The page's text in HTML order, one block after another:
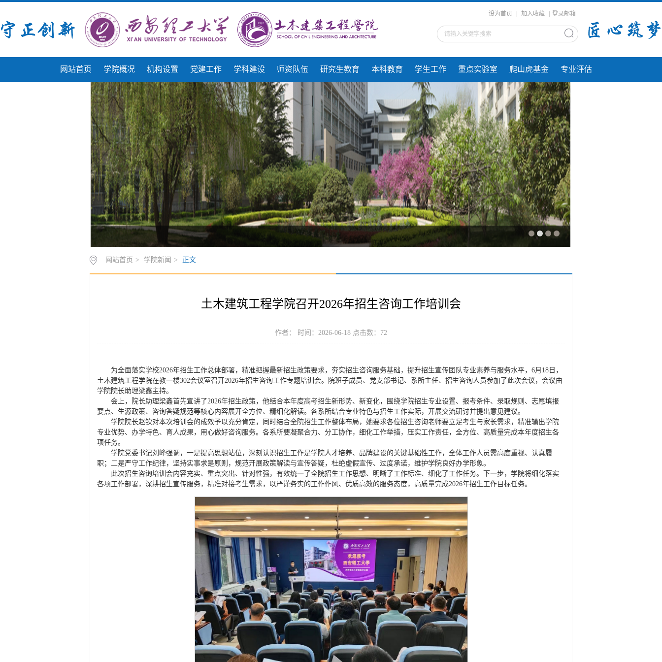
设为首页 加入收藏 登录邮箱
网站首页 学院概况 机构设置 党建工作 学科建设 师资队伍 研究生教育 本科教育 学生工作 重点实验室 爬山虎基金 专业评估
网站首页 > 学院新闻 > 正文
土木建筑工程学院召开2026年招生咨询工作培训会
作者： 时间：2026-06-18 点击数： 72
为全面落实学校2026年招生工作总体部署，精准把握最新招生政策要求，夯实招生咨询服务基础，提升招生宣传团队专业素养与服务水平，6月18日，
土木建筑工程学院在教一楼302会议室召开2026年招生咨询工作专题培训会。院班子成员、党支部书记、系所主任、招生咨询人员参加了此次会议，会议由
学院院长助理梁鑫主持。
会上，院长助理梁鑫首先宣讲了2026年招生政策，他结合本年度高考招生新形势、新变化，围绕学院招生专业设置、报考条件、录取规则、志愿填报
要点、生源政策、咨询答疑规范等核心内容展开全方位、精细化解读。各系所结合专业特色与招生工作实际，开展交流研讨并提出意见建议。
学院院长赵钦对本次培训会的成效予以充分肯定，同时结合全院招生工作整体布局，她要求各位招生咨询老师要立足考生与家长需求，精准输出学院
专业优势、办学特色、育人成果，用心做好咨询服务。各系所要凝聚合力、分工协作，细化工作举措，压实工作责任，全方位、高质量完成本年度招生各
项任务。
学院党委书记刘峰强调，一是提高思想站位，深刻认识招生工作是学院人才培养、品牌建设的关键基础性工作，全体工作人员需高度重视、认真履
职；二是严守工作纪律，坚持实事求是原则，规范开展政策解读与宣传答疑，杜绝虚假宣传、过度承诺，维护学院良好办学形象。
此次招生咨询培训会内容充实、重点突出、针对性强，有效统一了全院招生工作思想、明晰了工作标准、细化了工作任务。下一步，学院将细化落实
各项工作部署，深耕招生宣传服务，精准对接考生需求，以严谨务实的工作作风、优质高效的服务态度，高质量完成2026年招生工作目标任务。